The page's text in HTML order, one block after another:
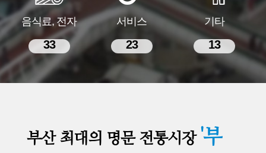
음식료, 전자
33
서비스
23
기타
13
부산 최대의 명문 전통시장 '부